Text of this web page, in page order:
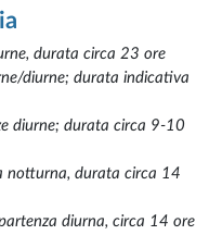
durata circa 23 ore
diurne; durata indicativa
diurne; durata circa 9-10
notturna, durata circa 14
diurna, circa 14 ore